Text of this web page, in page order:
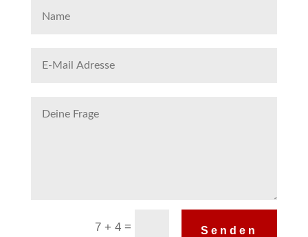
7 + 4 = Senden